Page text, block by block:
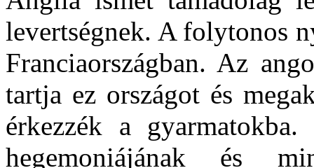
levertségnek. A folytonos
Franciaországban. Az
tartja ez országot és
érkezzék a
hegemoniájának és